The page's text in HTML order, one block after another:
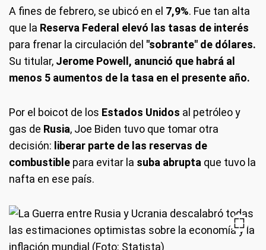
A fines de febrero, se ubicó en el 7,9%. Fue tan alta
que la Reserva Federal elevó las tasas de interés
para frenar la circulación del "sobrante" de dólares.
Su titular, Jerome Powell, anunció que habrá al
menos 5 aumentos de la tasa en el presente año.
Por el boicot de los Estados Unidos al petróleo y
gas de Rusia, Joe Biden tuvo que tomar otra
decisión: liberar parte de las reservas de
combustible para evitar la suba abrupta que tuvo la
nafta en ese país.